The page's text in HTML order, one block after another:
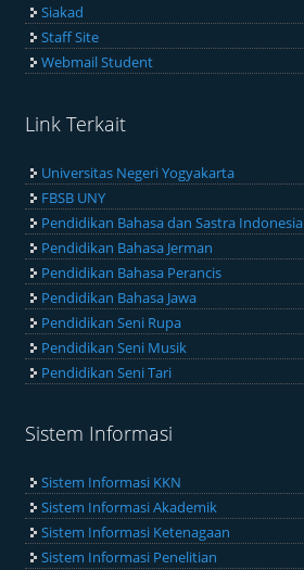
Siakad
Staff Site
Webmail Student
Link Terkait
Universitas Negeri Yogyakarta
FBSB UNY
Pendidikan Bahasa dan Sastra Indonesia
Pendidikan Bahasa Jerman
Pendidikan Bahasa Perancis
Pendidikan Bahasa Jawa
Pendidikan Seni Rupa
Pendidikan Seni Musik
Pendidikan Seni Tari
Sistem Informasi
Sistem Informasi KKN
Sistem Informasi Akademik
Sistem Informasi Ketenagaan
Sistem Informasi Penelitian